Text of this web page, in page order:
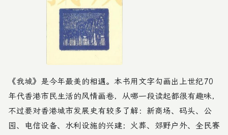
《我城》是今年最美的相遇。本书用文字勾画出上世纪70
年代香港市民生活的风情画卷，从哪一段读起都很有趣味，
不过要对香港城市发展史有较多了解：新商场、码头、公
园、电信设备、水利设施的兴建；火葬、郊野户外、全民赛